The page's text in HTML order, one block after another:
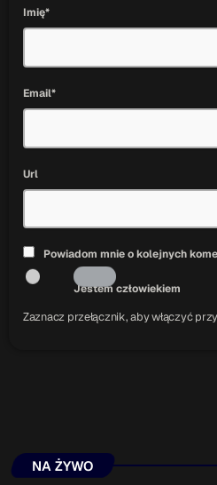
Imię*
Email*
Url
Powiadom mnie o kolejnych
Jestem człowiekiem
Zaznacz przełącznik, aby włączyć
NA ŻYWO